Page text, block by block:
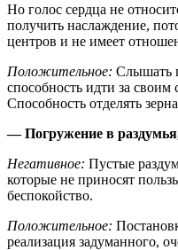
Но голос сердца не
получить наслаждение,
центров и не имеет
Положительное: Слышать
способность идти за своим
Способность отделять
— Погружение в
Негативное: Пустые
которые не приносят
беспокойство.
Положительное:
реализация задуманного,